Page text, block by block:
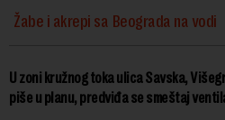
Žabe i akrepi sa Beograda na vodi
U zoni kružnog toka ulica Savska,
piše u planu, predviđa se smeštaj